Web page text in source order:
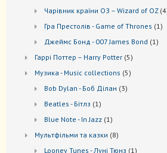
Чарівник країни ОЗ – Wizard of OZ 4
Гра Престолів - Game of Thrones 1 1
Джеймс Бонд - 007 James Bond 1 1
Гаррі Поттер – Harry Potter 55
Музика - Music collections 55
Bob Dylan - Боб Ділан 33
Beatles - Бітлз 1 1
Blue Note - In Jazz 1 1
Мультфільми та казки 88
Looney Tunes - Луні Тюнз 1 1